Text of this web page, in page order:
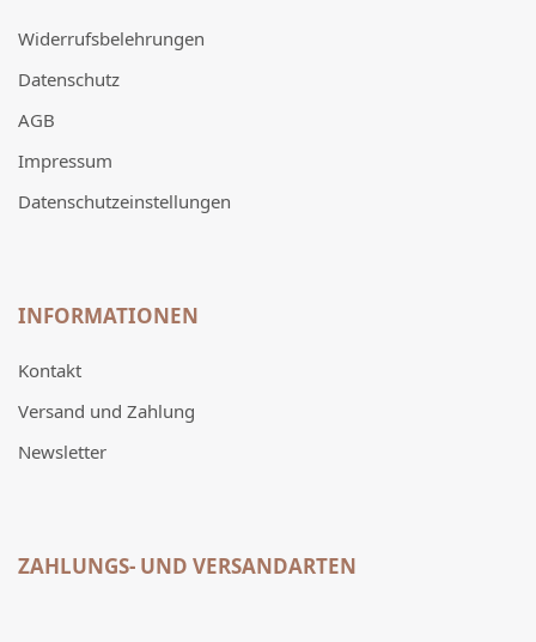
Widerrufsbelehrungen
Datenschutz
AGB
Impressum
Datenschutzeinstellungen
INFORMATIONEN
Kontakt
Versand und Zahlung
Newsletter
ZAHLUNGS- UND VERSANDARTEN